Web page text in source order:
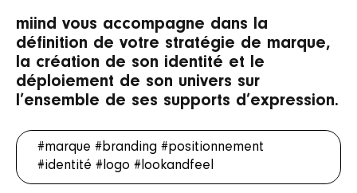
miind vous accompagne dans la
définition de votre stratégie de marque,
la création de son identité et le
déploiement de son univers sur
l’ensemble de ses supports d’expression.
#marque #branding #positionnement
#identité #logo #lookandfeel